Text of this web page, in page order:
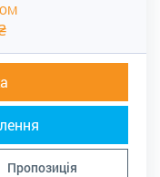
Пропозиція